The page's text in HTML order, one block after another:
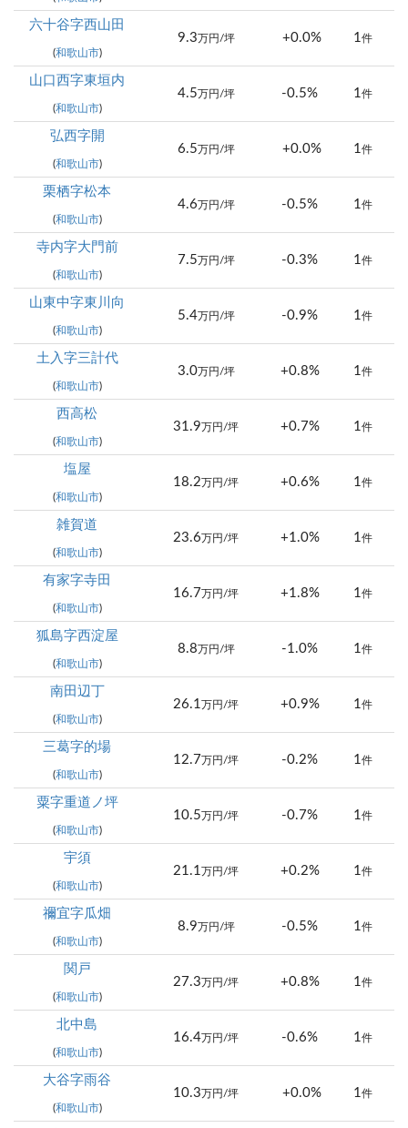
六十谷字西山田
(和歌山市)
9.3 万円/坪 +0.0% 1件
山口西字東垣内
(和歌山市)
4.5 万円/坪 -0.5% 1件
弘西字開
(和歌山市)
6.5 万円/坪 +0.0% 1件
栗栖字松本
(和歌山市)
4.6 万円/坪 -0.5% 1件
寺内字大門前
(和歌山市)
7.5 万円/坪 -0.3% 1件
山東中字東川向
(和歌山市)
5.4万円/坪 -0.9% 1件
土入字三計代
(和歌山市)
3.0万円/坪 +0.8% 1件
西高松
(和歌山市)
31.9 万円/坪 +0.7% 1件
塩屋
(和歌山市)
18.2 万円/坪 +0.6% 1件
雑賀道
(和歌山市)
23.6 万円/坪 +1.0% 1件
有家字寺田
(和歌山市)
16.7 万円/坪 +1.8% 1件
狐島字西淀屋
(和歌山市)
8.8 万円/坪 -1.0% 1件
南田辺丁
(和歌山市)
26.1 万円/坪 +0.9% 1件
三葛字的場
(和歌山市)
12.7 万円/坪 -0.2% 1件
粟字重道ノ坪
(和歌山市)
10.5 万円/坪 -0.7% 1件
宇須
(和歌山市)
21.1 万円/坪 +0.2% 1件
禰宜字瓜畑
(和歌山市)
8.9 万円/坪 -0.5% 1件
関戸
(和歌山市)
27.3 万円/坪 +0.8% 1件
北中島
(和歌山市)
16.4万円/坪 -0.6% 1件
大谷字雨谷
(和歌山市)
10.3 万円/坪 +0.0% 1件